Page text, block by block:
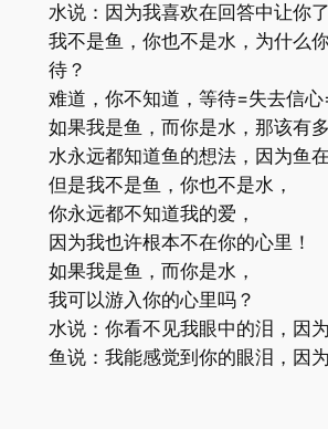
水说：因为我喜欢在回答中让你了
我不是鱼，你也不是水，为什么
待？
难道，你不知道，等待=失去信
如果我是鱼，而你是水，那该有多
水永远都知道鱼的想法，因为鱼在
但是我不是鱼，你也不是水，
你永远都不知道我的爱，
因为我也许根本不在你的心里！
如果我是鱼，而你是水，
我可以游入你的心里吗？
水说：你看不见我眼中的泪，因为
鱼说：我能感觉到你的眼泪，因